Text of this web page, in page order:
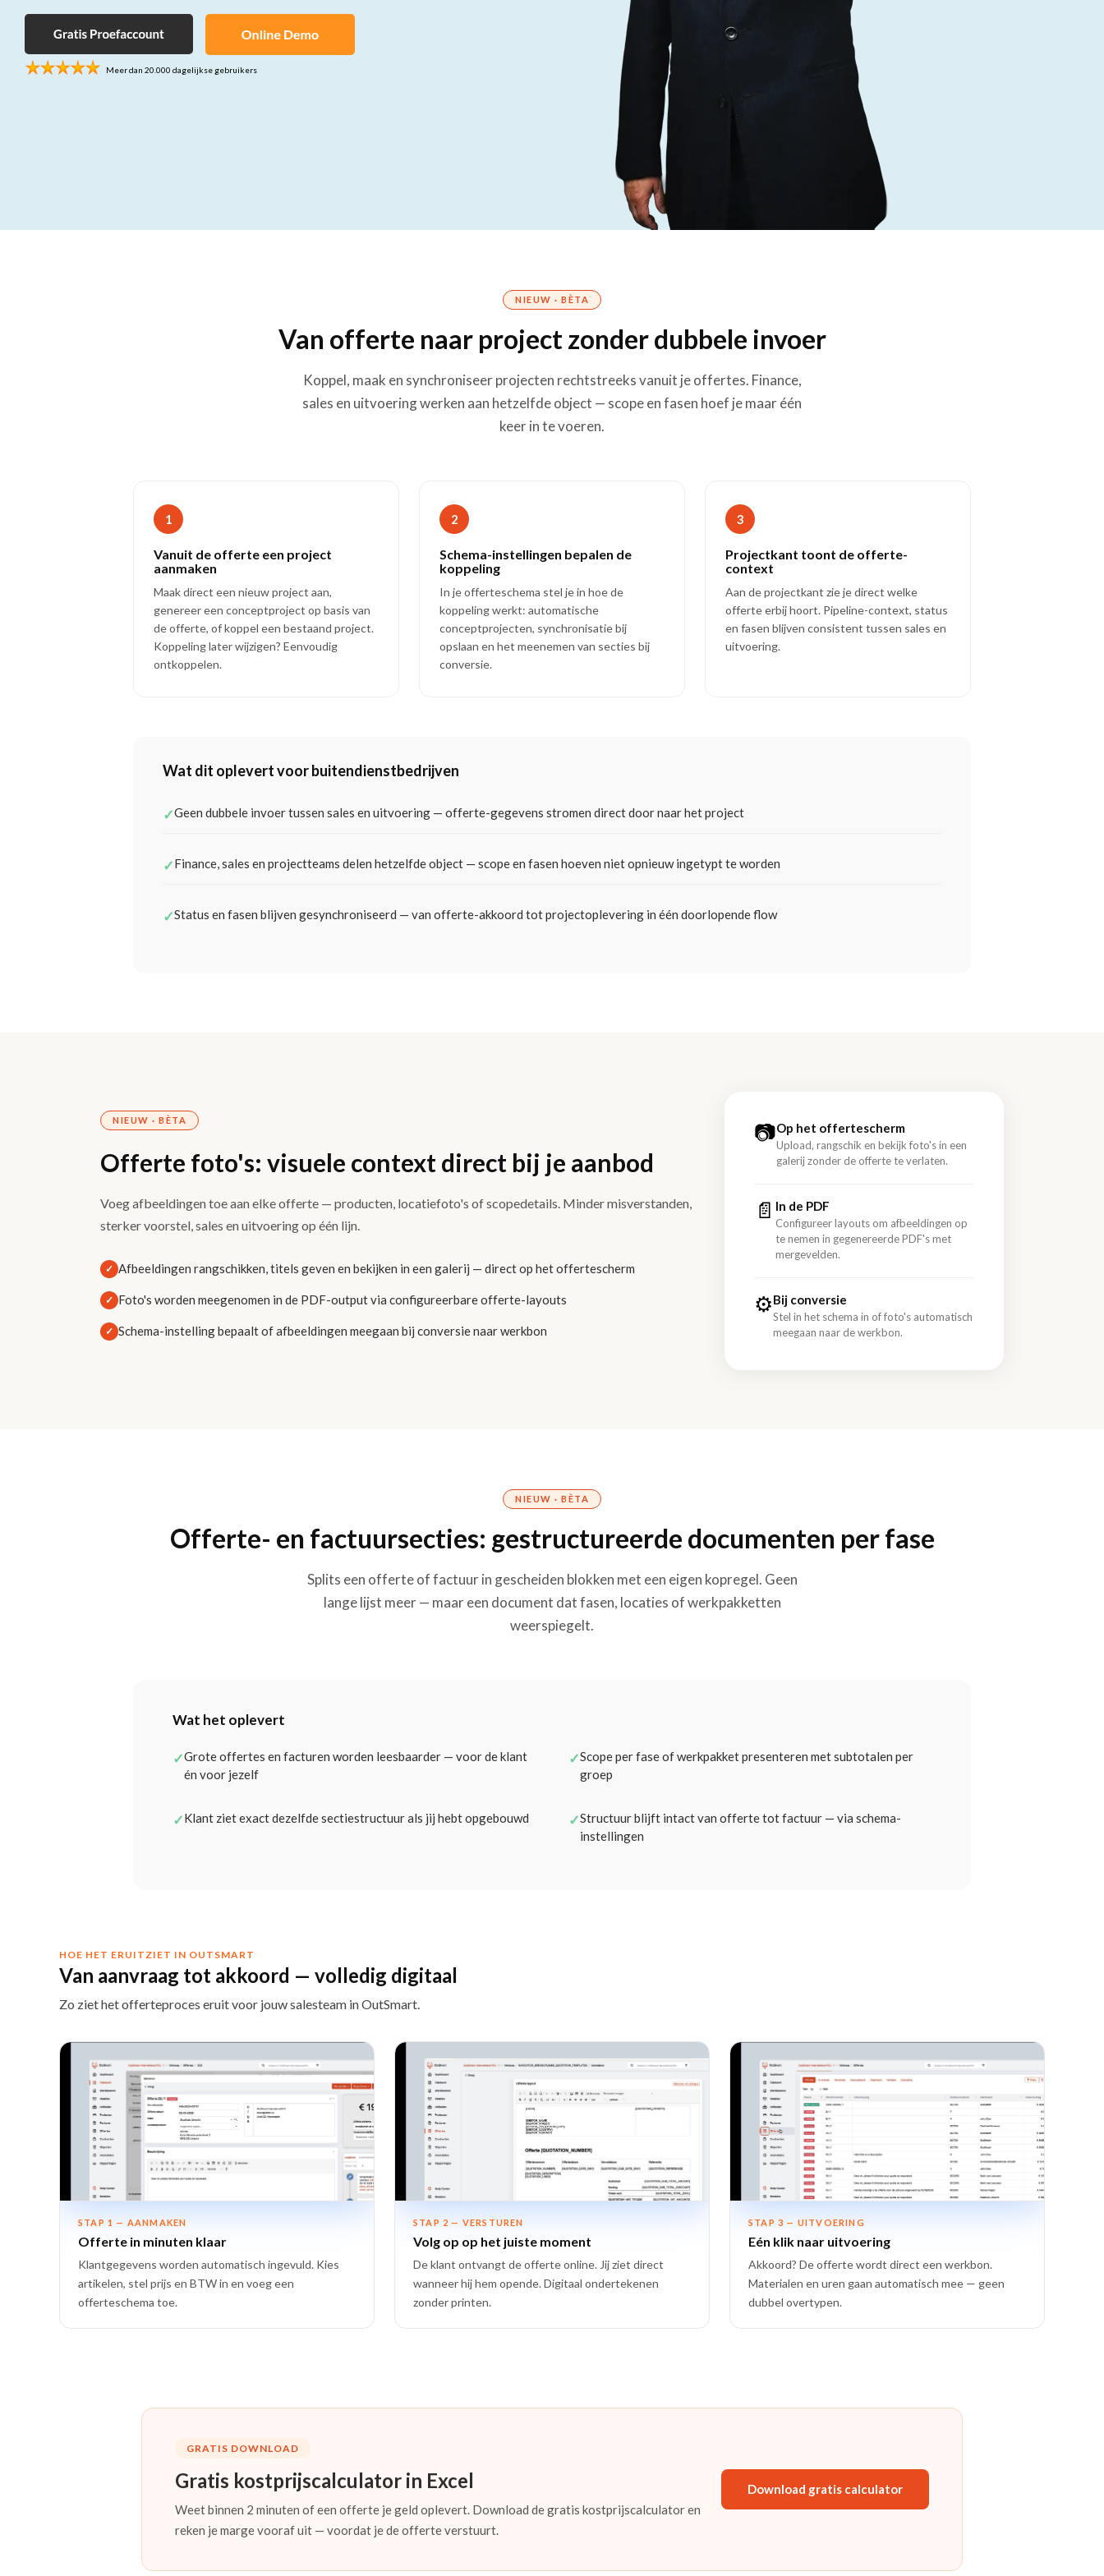
Krijg één centrale plek voor al je projecten
ContractenMeer dan 20.000 dagelijkse gebruikers
NIEUW · BÈTA
Van offerte naar project zonder dubbele invoer
Koppel, maak en synchroniseer projecten rechtstreeks vanuit je offertes. Finance,
sales en uitvoering werken aan hetzelfde object — scope en fasen hoef je maar één
keer in te voeren.
1
Vanuit de offerte een project
aanmaken
Maak direct een nieuw project aan,
genereer een conceptproject op basis van
de offerte, of koppel een bestaand project.
Koppeling later wijzigen? Eenvoudig
ontkoppelen.
2
Schema-instellingen bepalen de
koppeling
In je offerteschema stel je in hoe de
koppeling werkt: automatische
conceptprojecten, synchronisatie bij
opslaan en het meenemen van secties bij
conversie.
3
Projectkant toont de offerte-
context
Aan de projectkant zie je direct welke
offerte erbij hoort. Pipeline-context, status
en fasen blijven consistent tussen sales en
uitvoering.
Wat dit oplevert voor buitendienstbedrijven
✓Geen dubbele invoer tussen sales en uitvoering — offerte-gegevens stromen direct door naar het project
✓Finance, sales en projectteams delen hetzelfde object — scope en fasen hoeven niet opnieuw ingetypt te worden
✓Status en fasen blijven gesynchroniseerd — van offerte-akkoord tot projectoplevering in één doorlopende flow
NIEUW · BÈTA
Offerte foto's: visuele context direct bij je aanbod
Voeg afbeeldingen toe aan elke offerte — producten, locatiefoto's of scopedetails. Minder misverstanden,
sterker voorstel, sales en uitvoering op één lijn.
✓ Afbeeldingen rangschikken, titels geven en bekijken in een galerij — direct op het offertescherm
✓ Foto's worden meegenomen in de PDF-output via configureerbare offerte-layouts
✓ Schema-instelling bepaalt of afbeeldingen meegaan bij conversie naar werkbon
📷Op het offertescherm
Upload, rangschik en bekijk foto's in een
galerij zonder de offerte te verlaten.
📄 In de PDF
Configureer layouts om afbeeldingen op
te nemen in gegenereerde PDF's met
mergevelden.
⚙Bij conversie
Stel in het schema in of foto's automatisch
meegaan naar de werkbon.
NIEUW · BÈTA
Offerte- en factuursecties: gestructureerde documenten per fase
Splits een offerte of factuur in gescheiden blokken met een eigen kopregel. Geen
lange lijst meer — maar een document dat fasen, locaties of werkpakketten
weerspiegelt.
Wat het oplevert
✓Grote offertes en facturen worden leesbaarder — voor de klant
én voor jezelf
✓Scope per fase of werkpakket presenteren met subtotalen per
groep
✓Klant ziet exact dezelfde sectiestructuur als jij hebt opgebouwd ✓Structuur blijft intact van offerte tot factuur — via schema-
instellingen
HOE HET ERUITZIET IN OUTSMART
Van aanvraag tot akkoord — volledig digitaal
Zo ziet het offerteproces eruit voor jouw salesteam in OutSmart.
STAP 1 — AANMAKEN
Offerte in minuten klaar
Klantgegevens worden automatisch ingevuld. Kies
artikelen, stel prijs en BTW in en voeg een
offerteschema toe.
STAP 2 — VERSTUREN
Volg op op het juiste moment
De klant ontvangt de offerte online. Jij ziet direct
wanneer hij hem opende. Digitaal ondertekenen
zonder printen.
STAP 3 — UITVOERING
Eén klik naar uitvoering
Akkoord? De offerte wordt direct een werkbon.
Materialen en uren gaan automatisch mee — geen
dubbel overtypen.
GRATIS DOWNLOAD
Gratis kostprijscalculator in Excel
Weet binnen 2 minuten of een offerte je geld oplevert. Download de gratis kostprijscalculator en
reken je marge vooraf uit — voordat je de offerte verstuurt.
Download gratis calculator